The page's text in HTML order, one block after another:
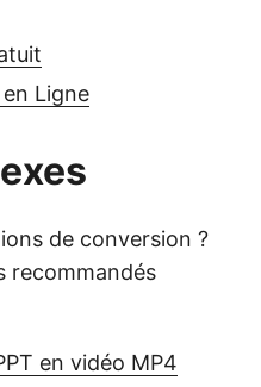
Ligne
de conversion ?
recommandés
en vidéo MP4